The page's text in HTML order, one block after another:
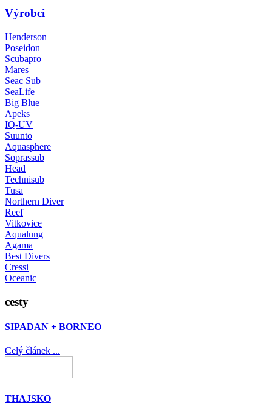
Výrobci
Henderson
Poseidon
Scubapro
Mares
Seac Sub
SeaLife
Big Blue
Apeks
IQ-UV
Suunto
Aquasphere
Soprassub
Head
Technisub
Tusa
Northern Diver
Reef
Vitkovice
Aqualung
Agama
Best Divers
Cressi
Oceanic
cesty
SIPADAN + BORNEO
Celý článek ...
THAJSKO